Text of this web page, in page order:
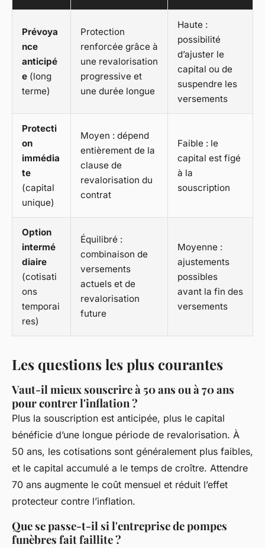
Prévoya
nce
anticipé
e (long
terme)
Protection
renforcée grâce à
une revalorisation
progressive et
une durée longue
Haute :
possibilité
d’ajuster le
capital ou de
suspendre les
versements
Protecti
on
immédia
te
(capital
unique)
Moyen : dépend
entièrement de la
clause de
revalorisation du
contrat
Faible : le
capital est figé
à la
souscription
Option
intermé
diaire
(cotisati
ons
temporai
res)
Équilibré :
combinaison de
versements
actuels et de
revalorisation
future
Moyenne :
ajustements
possibles
avant la fin des
versements
Les questions les plus courantes
Vaut-il mieux souscrire à 50 ans ou à 70 ans
pour contrer l'inflation ?
Plus la souscription est anticipée, plus le capital
bénéficie d’une longue période de revalorisation. À
50 ans, les cotisations sont généralement plus faibles,
et le capital accumulé a le temps de croître. Attendre
70 ans augmente le coût mensuel et réduit l’effet
protecteur contre l’inflation.
Que se passe-t-il si l'entreprise de pompes
funèbres fait faillite ?